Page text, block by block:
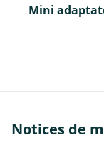
Mini
Notices de